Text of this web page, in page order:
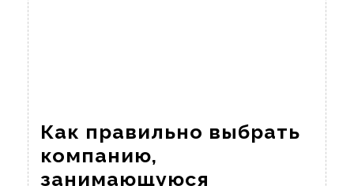
Как правильно выбрать
компанию,
занимающуюся